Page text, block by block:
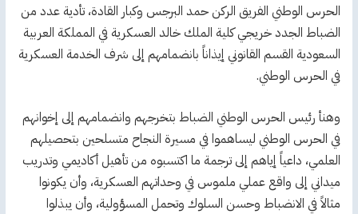
الحرس الوطني الفريق الركن حمد البرجس وكبار القادة، تأدية عدد من
الضباط الجدد خريجي كلية الملك خالد العسكرية في المملكة العربية
السعودية القسم القانوني إيذاناً بانضمامهم إلى شرف الخدمة العسكرية
في الحرس الوطني.
وهنأ رئيس الحرس الوطني الضباط بتخرجهم وانضمامهم إلى إخوانهم
في الحرس الوطني ليساهموا في مسيرة النجاح متسلحين بتحصيلهم
العلمي، داعياً إياهم إلى ترجمة ما اكتسبوه من تأهيل أكاديمي وتدريب
ميداني إلى واقع عملي ملموس في وحداتهم العسكرية، وأن يكونوا
مثالاً في الانضباط وحسن السلوك وتحمل المسؤولية، وأن يبذلوا